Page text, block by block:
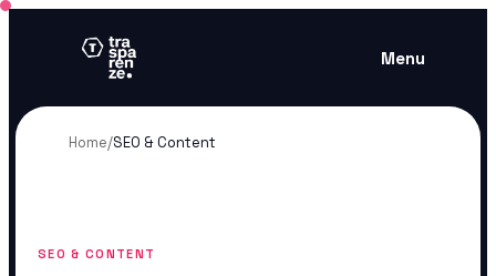
Menu
Home/SEO & Content
SEO & CONTENT